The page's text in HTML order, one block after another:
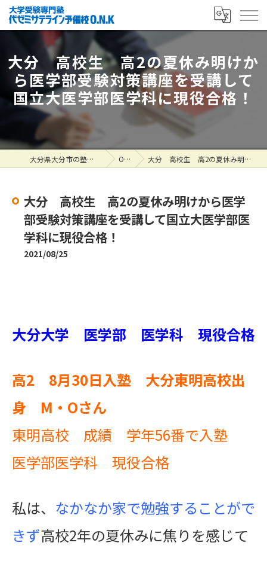
大分 高校生 高2の夏休み明けか
ら医学部受験対策講座を受講して
国立大医学部医学科に現役合格！
大分県大分市の塾なら大学受験専門塾 代ゼミサテライン予備校O.N.K ONK掲示板 大分 高校生 高2の夏休み明けから医学部受験対策講座を受講して国立大医学部医学科に現役合格！
大分 高校生 高2の夏休み明けから医学
部受験対策講座を受講して国立大医学部医
学科に現役合格！
2021/08/25
大分大学 医学部 医学科 現役合格
高2 8月30日入塾 大分東明高校出
身 M・Oさん
東明高校 成績 学年56番で入塾
医学部医学科 現役合格
私は、 なかなか家で勉強することがで
きず高校2年の夏休みに焦りを感じて